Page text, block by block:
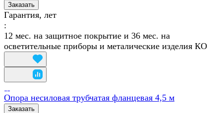
Заказать
Гарантия, лет
:
12 мес. на защитное покрытие и 36 мес. на
осветительные приборы и металические изделия КО
Опора несиловая трубчатая фланцевая 4,5 м
Заказать